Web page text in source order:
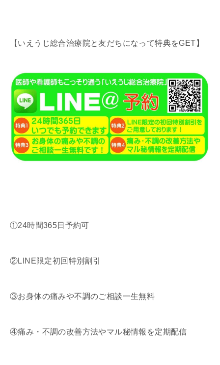
【いえうじ総合治療院と友だちになって特典をGET】
①24時間365日予約可
②LINE限定初回特別割引
③お身体の痛みや不調のご相談一生無料
④痛み・不調の改善方法やマル秘情報を定期配信